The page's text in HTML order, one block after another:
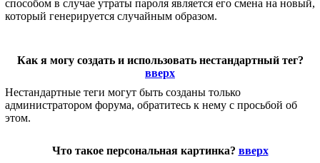
способом в случае утраты пароля является его смена на новый,
который генерируется случайным образом.
Как я могу создать и использовать нестандартный тег?
вверх
Нестандартные теги могут быть созданы только
администратором форума, обратитесь к нему с просьбой об
этом.
Что такое персональная картинка? вверх